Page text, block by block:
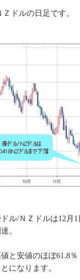
ドルの日足です。
ル/ＮＺドルは12月1
。
と安値のほぼ61.8％
になります。